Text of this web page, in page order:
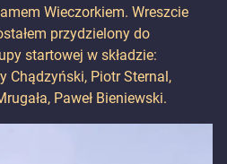
Wieczorkiem. Wreszcie
przydzielony do
startowej w składzie:
Chądzyński, Piotr Sternal,
Paweł Bieniewski.